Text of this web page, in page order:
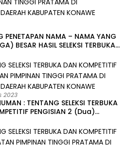
PENETAPAN NAMA – NAMA YANG
BESAR HASIL SELEKSI TERBUKA
DAERAH KABUPATEN KONAWE
2023
: TENTANG SELEKSI TERBUKA
PENGISIAN 2 (Dua)
PEMERINTAH DAERAH
KONAWE